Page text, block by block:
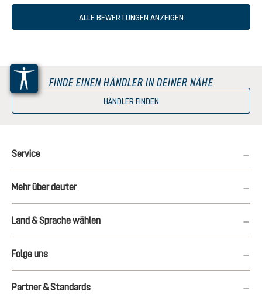
ALLE BEWERTUNGEN ANZEIGEN
FINDE EINEN HÄNDLER IN DEINER NÄHE
HÄNDLER FINDEN
Service
Mehr über deuter
Land & Sprache wählen
Folge uns
Partner & Standards